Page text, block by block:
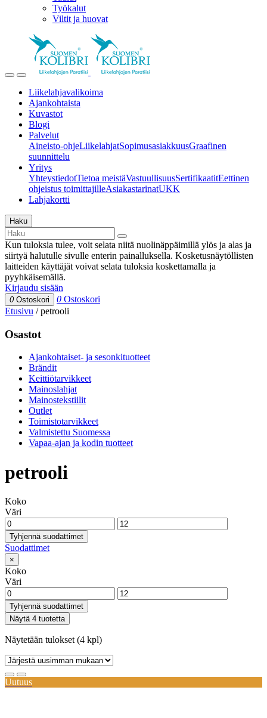
Työkalut
Viltit ja huovat
Liikelahjavalikoima
Ajankohtaista
Kuvastot
Blogi
Palvelut
Aineisto-ohjeLiikelahjatSopimusasiakkuusGraafinen
suunnittelu
Yritys
YhteystiedotTietoa meistäVastuullisuusSertifikaatitEettinen
ohjeistus toimittajilleAsiakastarinatUKK
Lahjakortti
Haku
Kun tuloksia tulee, voit selata niitä nuolinäppäimillä ylös ja alas ja
siirtyä halutulle sivulle enterin painalluksella. Kosketusnäytöllisten
laitteiden käyttäjät voivat selata tuloksia koskettamalla ja
pyyhkäisemällä.
Kirjaudu sisään
0 Ostoskori 0 Ostoskori
Etusivu /petrooli
Osastot
Ajankohtaiset- ja sesonkituotteet
Brändit
Keittiötarvikkeet
Mainoslahjat
Mainostekstiilit
Outlet
Toimistotarvikkeet
Valmistettu Suomessa
Vapaa-ajan ja kodin tuotteet
petrooli
Koko
Väri
Tyhjennä suodattimet
Suodattimet
×
Koko
Väri
Tyhjennä suodattimet
Näytä 4 tuotetta
Näytetään tulokset (4 kpl)
Uutuus